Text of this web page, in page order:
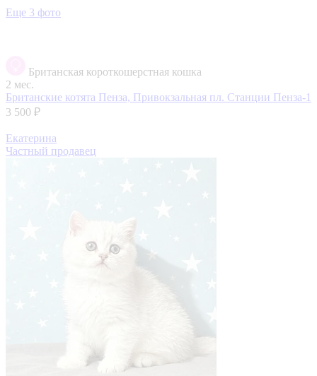
Еще 3 фото
Британская короткошерстная кошка
2 мес.
Британские котята Пенза, Привокзальная пл. Станции Пенза-1
3 500 ₽
Екатерина
Частный продавец